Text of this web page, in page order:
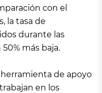
con el
la tasa de
durante las
más baja.
de apoyo
en los